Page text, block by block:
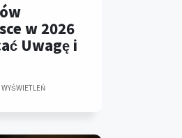
w 2026
Uwagę i